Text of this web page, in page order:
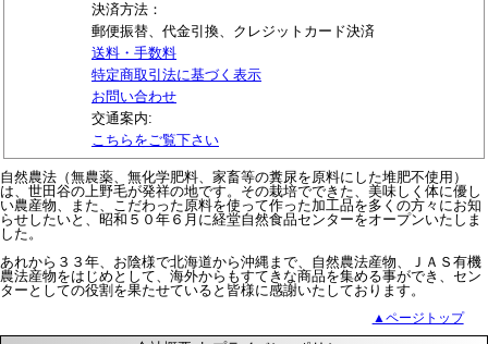
決済方法：
郵便振替、代金引換、クレジットカード決済
送料・手数料
特定商取引法に基づく表示
お問い合わせ
交通案内:
こちらをご覧下さい
自然農法（無農薬、無化学肥料、家畜等の糞尿を原料にした堆肥不使用）
は、世田谷の上野毛が発祥の地です。その栽培でできた、美味しく体に優し
い農産物、また、こだわった原料を使って作った加工品を多くの方々にお知
らせしたいと、昭和５０年６月に経堂自然食品センターをオープンいたしま
した。
あれから３３年、お陰様で北海道から沖縄まで、自然農法産物、ＪＡＳ有機
農法産物をはじめとして、海外からもすてきな商品を集める事ができ、セン
ターとしての役割を果たせていると皆様に感謝いたしております。
▲ページトップ